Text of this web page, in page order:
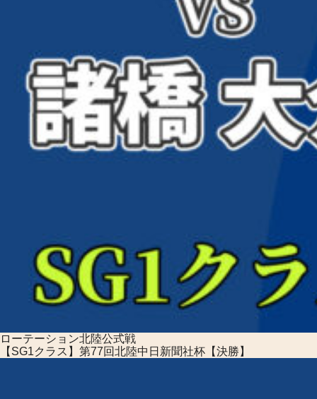
ローテーション北陸公式戦
【SG1クラス】第77回北陸中日新聞社杯【決勝】